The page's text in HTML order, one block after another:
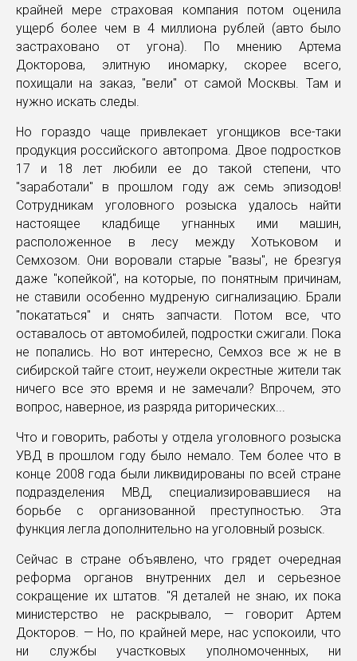
крайней мере страховая компания потом оценила
ущерб более чем в 4 миллиона рублей (авто было
застраховано от угона). По мнению Артема
Докторова, элитную иномарку, скорее всего,
похищали на заказ, "вели" от самой Москвы. Там и
нужно искать следы.
Но гораздо чаще привлекает угонщиков все-таки
продукция российского автопрома. Двое подростков
17 и 18 лет любили ее до такой степени, что
"заработали" в прошлом году аж семь эпизодов!
Сотрудникам уголовного розыска удалось найти
настоящее кладбище угнанных ими машин,
расположенное в лесу между Хотьковом и
Семхозом. Они воровали старые "вазы", не брезгуя
даже "копейкой", на которые, по понятным причинам,
не ставили особенно мудреную сигнализацию. Брали
"покататься" и снять запчасти. Потом все, что
оставалось от автомобилей, подростки сжигали. Пока
не попались. Но вот интересно, Семхоз все ж не в
сибирской тайге стоит, неужели окрестные жители так
ничего все это время и не замечали? Впрочем, это
вопрос, наверное, из разряда риторических...
Что и говорить, работы у отдела уголовного розыска
УВД в прошлом году было немало. Тем более что в
конце 2008 года были ликвидированы по всей стране
подразделения МВД, специализировавшиеся на
борьбе с организованной преступностью. Эта
функция легла дополнительно на уголовный розыск.
Сейчас в стране объявлено, что грядет очередная
реформа органов внутренних дел и серьезное
сокращение их штатов. "Я деталей не знаю, их пока
министерство не раскрывало, — говорит Артем
Докторов. — Но, по крайней мере, нас успокоили, что
ни службы участковых уполномоченных, ни